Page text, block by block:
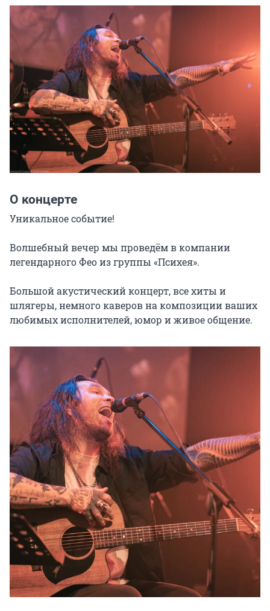
О концерте
Уникальное событие!
Волшебный вечер мы проведём в компании
легендарного Фео из группы «Психея».
Большой акустический концерт, все хиты и
шлягеры, немного каверов на композиции ваших
любимых исполнителей, юмор и живое общение.